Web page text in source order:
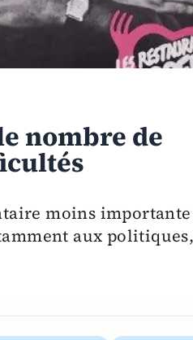
nombre de
moins importante
aux